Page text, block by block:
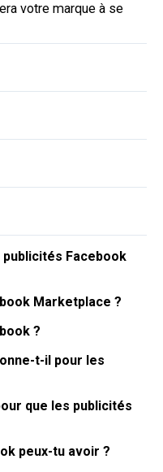
Facebook
Marketplace ?
?
t-il pour les
que les publicités
peux-tu avoir ?
votre marque à se